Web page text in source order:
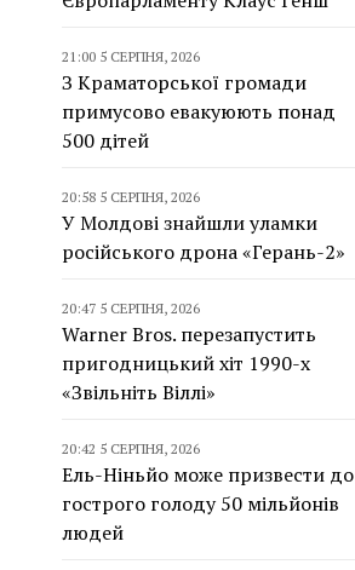
21:00 5 СЕРПНЯ, 2026
З Краматорської громади
примусово евакуюють понад
500 дітей
20:58 5 СЕРПНЯ, 2026
У Молдові знайшли уламки
російського дрона «Герань-2»
20:47 5 СЕРПНЯ, 2026
Warner Bros. перезапустить
пригодницький хіт 1990-х
«Звільніть Віллі»
20:42 5 СЕРПНЯ, 2026
Ель-Ніньйо може призвести до
гострого голоду 50 мільйонів
людей